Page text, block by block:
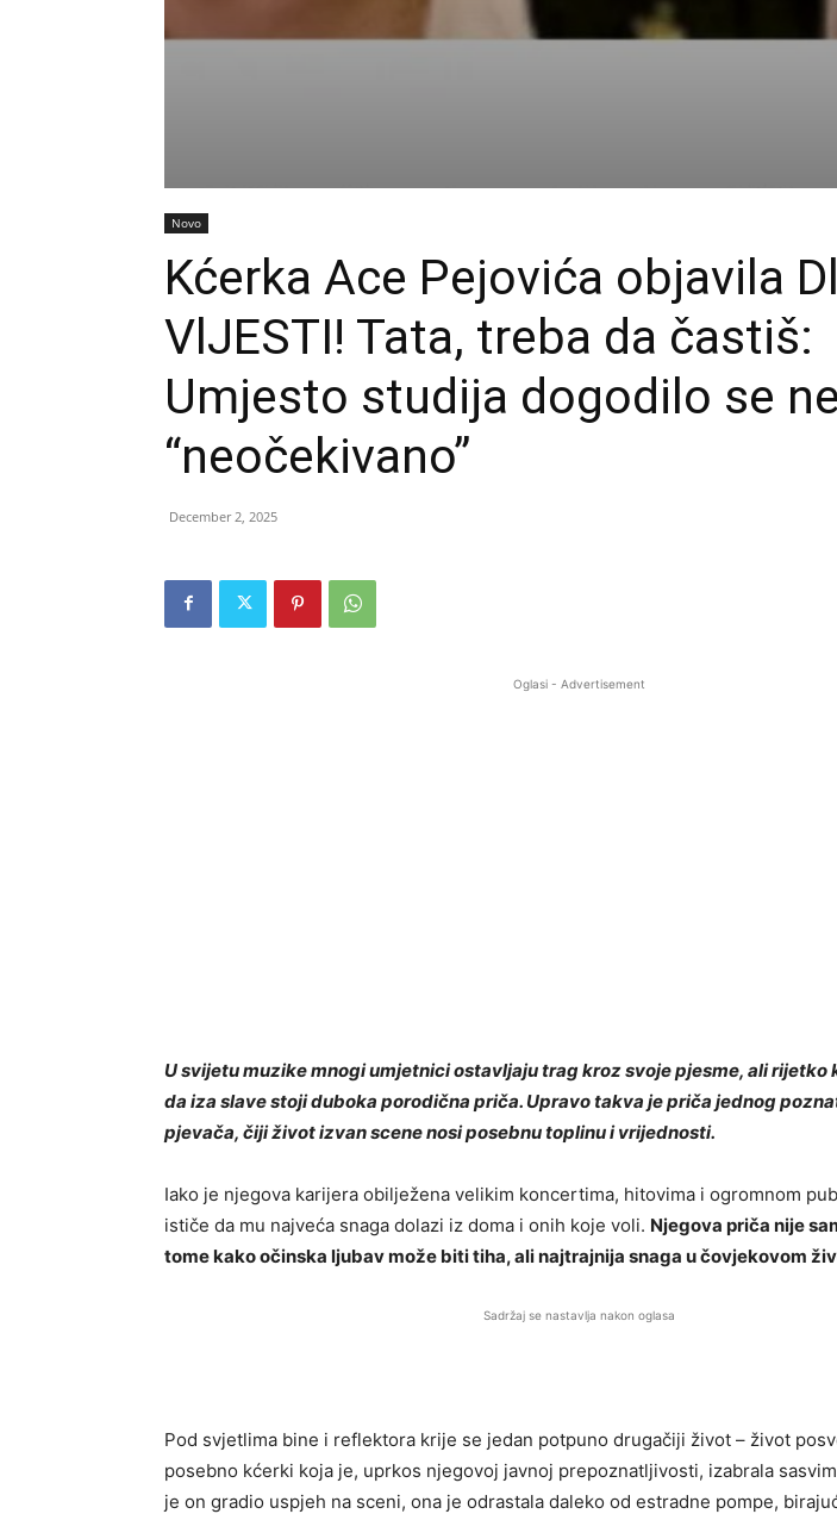
Novo
Kćerka Ace Pejovića objavila
VlJESTI! Tata, treba da častiš:
Umjesto studija dogodilo se
“neočekivano”
December 2, 2025
Oglasi - Advertisement
U svijetu muzike mnogi umjetnici ostavljaju trag kroz svoje pjesme, ali rijetko
da iza slave stoji duboka porodična priča. Upravo takva je priča jednog
pjevača, čiji život izvan scene nosi posebnu toplinu i vrijednosti.
Iako je njegova karijera obilježena velikim koncertima, hitovima i ogromnom
ističe da mu najveća snaga dolazi iz doma i onih koje voli. Njegova priča nije
tome kako očinska ljubav može biti tiha, ali najtrajnija snaga u čovjekovom
Sadržaj se nastavlja nakon oglasa
Pod svjetlima bine i reflektora krije se jedan potpuno drugačiji život – život
posebno kćerki koja je, uprkos njegovoj javnoj prepoznatljivosti, izabrala
je on gradio uspjeh na sceni, ona je odrastala daleko od estradne pompe,